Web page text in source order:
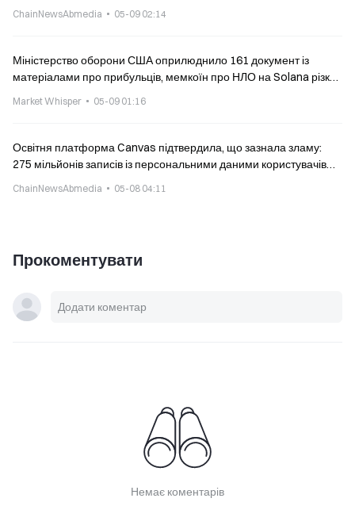
ChainNewsAbmedia 05-09 02:14
Міністерство оборони США оприлюднило 161 документ із
матеріалами про прибульців, мемкоїн про НЛО на Solana різко
Market Whisper 05-09 01:16
Освітня платформа Canvas підтвердила, що зазнала зламу:
275 мільйонів записів із персональними даними користувачів
ChainNewsAbmedia 05-08 04:11
Прокоментувати
Немає коментарів